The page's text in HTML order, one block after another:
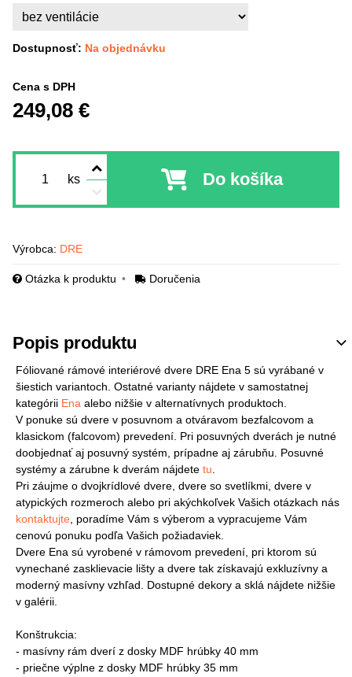
Dostupnosť: Na objednávku
Cena s DPH
249,08 €
ks Do košíka
Výrobca: DRE
Otázka k produktu Doručenia
Popis produktu
Fóliované rámové interiérové dvere DRE Ena 5 sú vyrábané v
šiestich variantoch. Ostatné varianty nájdete v samostatnej
kategórii Ena alebo nižšie v alternatívnych produktoch.
V ponuke sú dvere v posuvnom a otváravom bezfalcovom a
klasickom (falcovom) prevedení. Pri posuvných dverách je nutné
doobjednať aj posuvný systém, prípadne aj zárubňu. Posuvné
systémy a zárubne k dverám nájdete tu
Pri záujme o dvojkrídlové dvere, dvere so svetlíkmi, dvere v
atypických rozmeroch alebo pri akýchkoľvek Vašich otázkach nás
kontaktujte , poradíme Vám s výberom a vypracujeme Vám
cenovú ponuku podľa Vašich požiadaviek.
Dvere Ena sú vyrobené v rámovom prevedení, pri ktorom sú
vynechané zasklievacie lišty a dvere tak získavajú exkluzívny a
moderný masívny vzhľad. Dostupné dekory a sklá nájdete nižšie
v galérii.
Konštrukcia:
- masívny rám dverí z dosky MDF hrúbky 40 mm
- priečne výplne z dosky MDF hrúbky 35 mm